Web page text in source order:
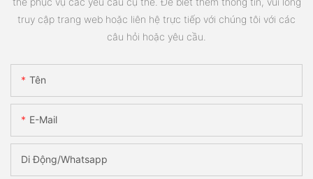
truy cập trang web hoặc liên hệ trực tiếp với chúng tôi với các
câu hỏi hoặc yêu cầu.
Tên
E-Mail
Di Động/Whatsapp